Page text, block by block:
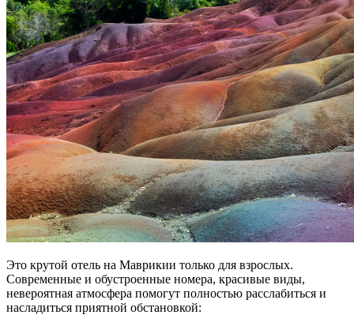
Это крутой отель на Маврикии только для взрослых.
Современные и обустроенные номера, красивые виды,
невероятная атмосфера помогут полностью расслабиться и
насладиться приятной обстановкой: